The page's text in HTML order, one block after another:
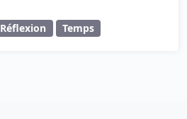
Réflexion Temps